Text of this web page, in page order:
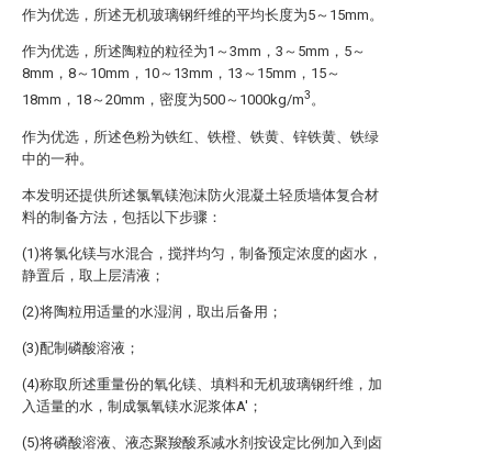
作为优选，所述无机玻璃钢纤维的平均长度为5～15mm。
作为优选，所述陶粒的粒径为1～3mm，3～5mm，5～
8mm，8～10mm，10～13mm，13～15mm，15～
18mm，18～20mm，密度为500～1000kg/m3。
作为优选，所述色粉为铁红、铁橙、铁黄、锌铁黄、铁绿
中的一种。
本发明还提供所述氯氧镁泡沫防火混凝土轻质墙体复合材
料的制备方法，包括以下步骤：
(1)将氯化镁与水混合，搅拌均匀，制备预定浓度的卤水，
静置后，取上层清液；
(2)将陶粒用适量的水湿润，取出后备用；
(3)配制磷酸溶液；
(4)称取所述重量份的氧化镁、填料和无机玻璃钢纤维，加
入适量的水，制成氯氧镁水泥浆体A′；
(5)将磷酸溶液、液态聚羧酸系减水剂按设定比例加入到卤